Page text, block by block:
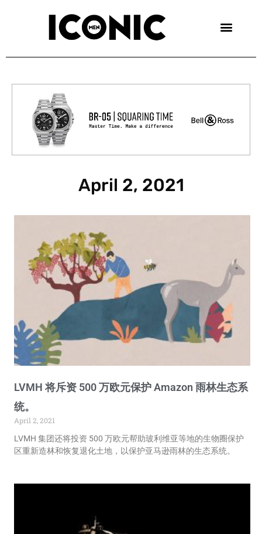
April 2, 2021
LVMH 将斥资 500 万欧元保护 Amazon 雨林生态系
统。
April 2, 2021
LVMH 集团还将投资 500 万欧元帮助玻利维亚等地的生物圈保护
区重新造林和恢复退化土地，以保护亚马逊雨林的生态系统。